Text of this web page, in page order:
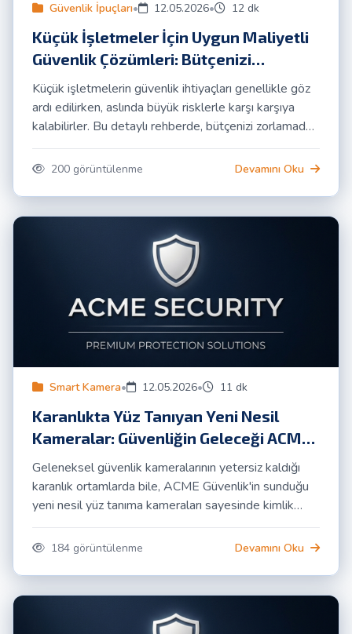
Güvenlik İpuçları• 12.05.2026• 12 dk
Küçük İşletmeler İçin Uygun Maliyetli
Güvenlik Çözümleri: Bütçenizi
Zorlamadan Tam Koruma
Küçük işletmelerin güvenlik ihtiyaçları genellikle göz
ardı edilirken, aslında büyük risklerle karşı karşıya
kalabilirler. Bu detaylı rehberde, bütçenizi zorlamadan
işletmenizi fiziksel ve dijital tehditlere karşı nasıl
koruyacağınızı ACME Güvenlik uzmanlığıyla keşfedin.
200 görüntülenme Devamını Oku
Smart Kamera• 12.05.2026• 11 dk
Karanlıkta Yüz Tanıyan Yeni Nesil
Kameralar: Güvenliğin Geleceği ACME
Güvenlik ile Başlıyor
Geleneksel güvenlik kameralarının yetersiz kaldığı
karanlık ortamlarda bile, ACME Güvenlik'in sunduğu
yeni nesil yüz tanıma kameraları sayesinde kimlik
tespiti artık mümkün. Bu ileri teknoloji, bireysel ve
kurumsal kullanıcılar için güvenlik standartlarını
184 görüntülenme Devamını Oku